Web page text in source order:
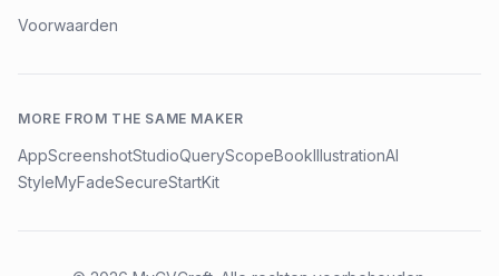
Voorwaarden
MORE FROM THE SAME MAKER
AppScreenshotStudioQueryScopeBookIllustrationAI
StyleMyFadeSecureStartKit